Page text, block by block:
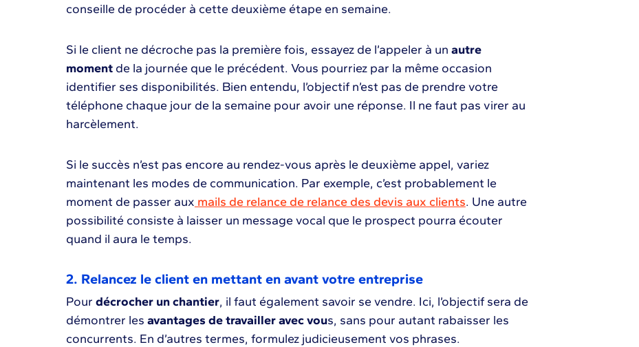
conseille de procéder à cette deuxième étape en semaine.
Si le client ne décroche pas la première fois, essayez de l’appeler à un autre
momentde la journée que le précédent. Vous pourriez par la même occasion
identifier ses disponibilités. Bien entendu, l’objectif n’est pas de prendre votre
téléphone chaque jour de la semaine pour avoir une réponse. Il ne faut pas virer au
harcèlement.
Si le succès n’est pas encore au rendez-vous après le deuxième appel, variez
maintenant les modes de communication. Par exemple, c’est probablement le
moment de passer aux mails de relance de relance des devis aux clients. Une autre
possibilité consiste à laisser un message vocal que le prospect pourra écouter
quand il aura le temps.
2. Relancez le client en mettant en avant votre entreprise
Pour décrocher un chantier, il faut également savoir se vendre. Ici, l’objectif sera de
démontrer les avantages de travailler avec vous, sans pour autant rabaisser les
concurrents. En d’autres termes, formulez judicieusement vos phrases.